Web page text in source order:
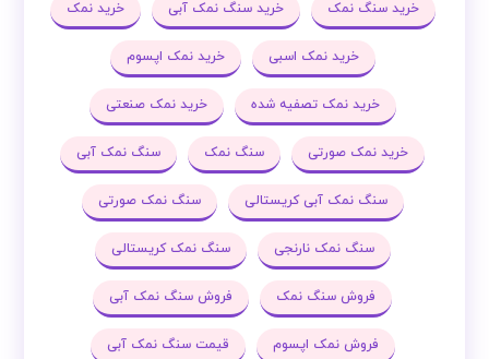
خرید سنگ نمک خرید سنگ نمک آبی خرید نمک
خرید نمک اسبی خرید نمک اپسوم
خرید نمک تصفیه شده خرید نمک صنعتی
خرید نمک صورتی سنگ نمک سنگ نمک آبی
سنگ نمک آبی کریستالی سنگ نمک صورتی
سنگ نمک نارنجی سنگ نمک کریستالی
فروش سنگ نمک فروش سنگ نمک آبی
فروش نمک اپسوم قیمت سنگ نمک آبی